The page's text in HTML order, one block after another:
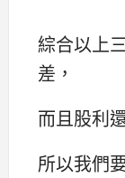
綜合以上
差，
而且股利
所以我們